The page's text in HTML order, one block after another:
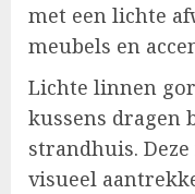
met een lichte
meubels en
Lichte linnen
kussens dragen
strandhuis.
visueel